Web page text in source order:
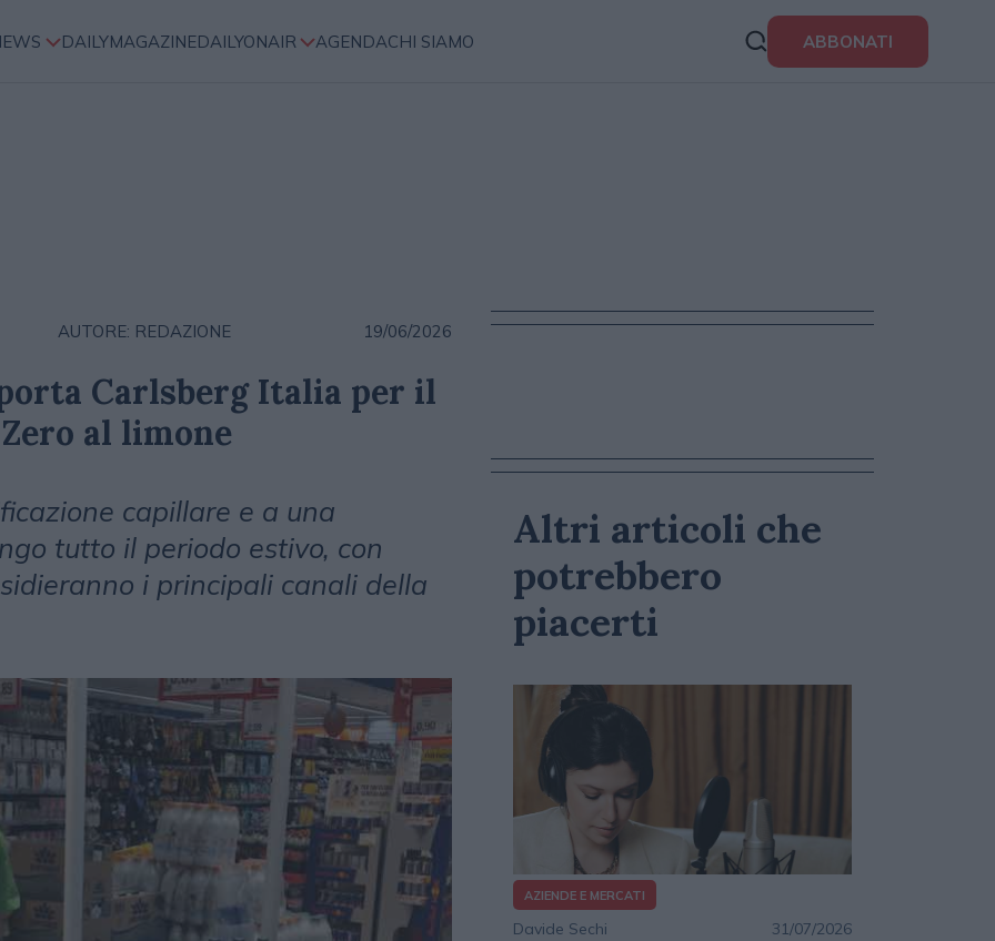
DAILYMAGAZINEDAILYONAIR AGENDACHI SIAMO ABBONATI
AUTORE: REDAZIONE 19/06/2026
Carlsberg Italia per il
al limone
capillare e a una
tutto il periodo estivo, con
i principali canali della
Altri articoli che
potrebbero
piacerti
AZIENDE E MERCATI
Davide Sechi 31/07/2026